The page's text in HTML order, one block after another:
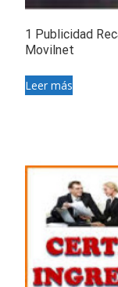
1 Publicidad
Movilnet
Leer más